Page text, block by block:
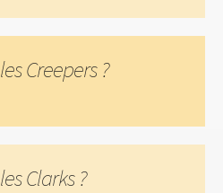
les Creepers ?
les Clarks ?